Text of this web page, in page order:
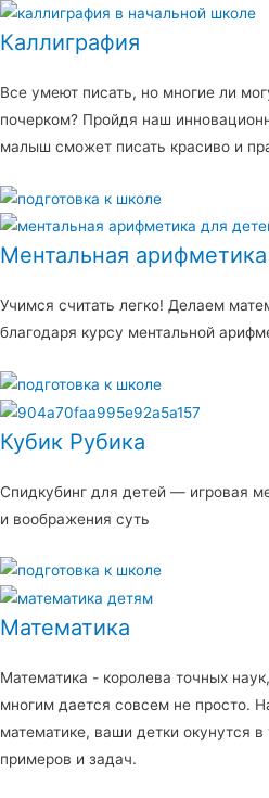
Каллиграфия
Все умеют писать, но многие ли
почерком? Пройдя наш
малыш сможет писать красиво и
Ментальная арифметика
Учимся считать легко! Делаем
благодаря курсу ментальной
Кубик Рубика
Спидкубинг для детей — игровая
и воображения суть
Математика
Математика - королева точных
многим дается совсем не просто.
математике, ваши детки окунутся
примеров и задач.